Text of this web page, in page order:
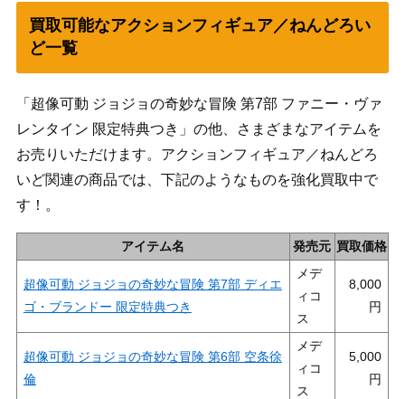
買取可能なアクションフィギュア／ねんどろい
ど一覧
「超像可動 ジョジョの奇妙な冒険 第7部 ファニー・ヴァ
レンタイン 限定特典つき」の他、さまざまなアイテムを
お売りいただけます。アクションフィギュア／ねんどろ
いど関連の商品では、下記のようなものを強化買取中で
す！。
アイテム名 発売元 買取価格
超像可動 ジョジョの奇妙な冒険 第7部 ディエ
ゴ・ブランドー 限定特典つき
メデ
ィコ
ス
8,000
超像可動 ジョジョの奇妙な冒険 第6部 空条徐
倫
メデ
ィコ
ス
5,000